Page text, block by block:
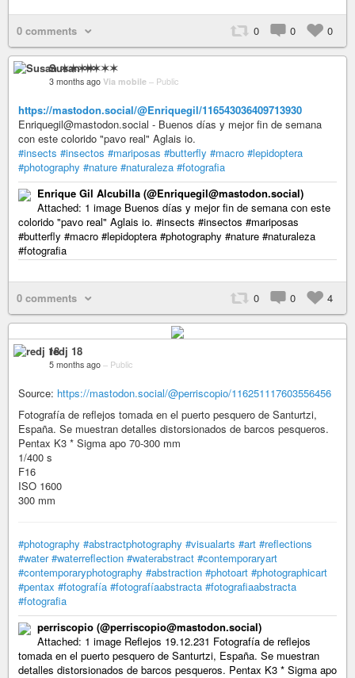
0 comments 0 0 0
Susan ✶✶✶✶
3 months ago Via mobile – Public
https://mastodon.social/@Enriquegil/116543036409713930
Enriquegil@mastodon.social - Buenos días y mejor fin de semana
con este colorido "pavo real" Aglais io.
#insects #insectos #mariposas #butterfly #macro #lepidoptera
#photography #nature #naturaleza #fotografia
Enrique Gil Alcubilla (@Enriquegil@mastodon.social)
Attached: 1 image Buenos días y mejor fin de semana con este
colorido "pavo real" Aglais io. #insects #insectos #mariposas
#butterfly #macro #lepidoptera #photography #nature #naturaleza
#fotografia
0 comments 0 0 4
redj 18
5 months ago – Public
Source: https://mastodon.social/@perriscopio/116251117603556456
Fotografía de reflejos tomada en el puerto pesquero de Santurtzi,
España. Se muestran detalles distorsionados de barcos pesqueros.
Pentax K3 * Sigma apo 70-300 mm
1/400 s
F16
ISO 1600
300 mm
#photography #abstractphotography #visualarts #art #reflections
#water #waterreflection #waterabstract #contemporaryart
#contemporaryphotography #abstraction #photoart #photographicart
#pentax #fotografía #fotografíaabstracta #fotografiaabstracta
#fotografia
perriscopio (@perriscopio@mastodon.social)
Attached: 1 image Reflejos 19.12.231 Fotografía de reflejos
tomada en el puerto pesquero de Santurtzi, España. Se muestran
detalles distorsionados de barcos pesqueros. Pentax K3 * Sigma apo